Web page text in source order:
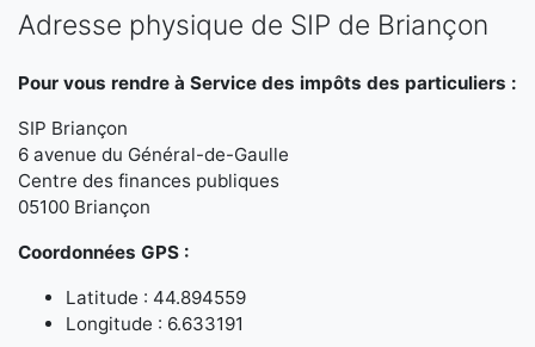
Adresse physique de SIP de Briançon
Pour vous rendre à Service des impôts des particuliers :
SIP Briançon
6 avenue du Général-de-Gaulle
Centre des finances publiques
05100 Briançon
Coordonnées GPS :
Latitude : 44.894559
Longitude : 6.633191